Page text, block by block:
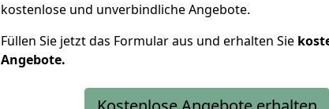
kostenlose und unverbindliche Angebote.
Füllen Sie jetzt das Formular aus und erhalten Sie
Angebote.